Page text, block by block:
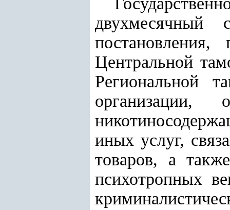
постановления,
Центральной
Региональной
организации,
иных услуг,
товаров, а
психотропных